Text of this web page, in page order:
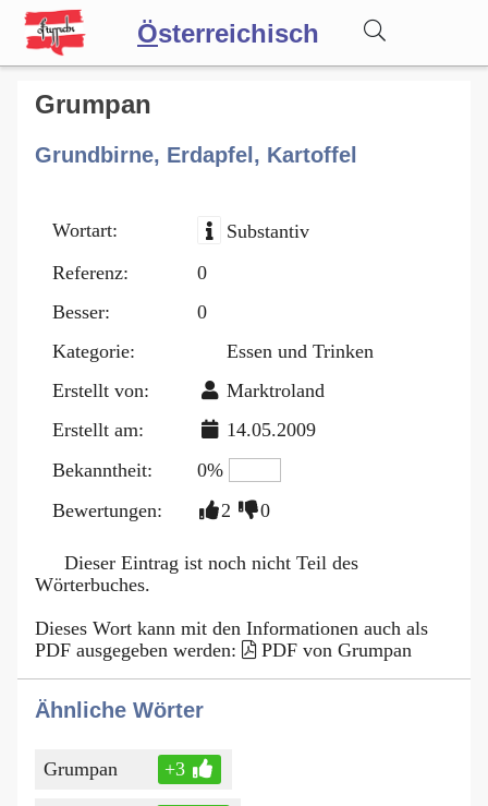
Österreichisch
Wörterbuch
Forum
Blog
Grumpan
Grundbirne, Erdapfel, Kartoffel
Wortart:
Substantiv
Referenz:
0
Besser:
0
Kategorie:
Essen und Trinken
Erstellt von:
Marktroland
Erstellt am:
14.05.2009
Bekanntheit:
0%
Bewertungen:
2 0
Dieser Eintrag ist noch nicht Teil des
Wörterbuches.
Dieses Wort kann mit den Informationen auch als
PDF ausgegeben werden:
PDF von Grumpan
Ähnliche Wörter
Grumpan +3